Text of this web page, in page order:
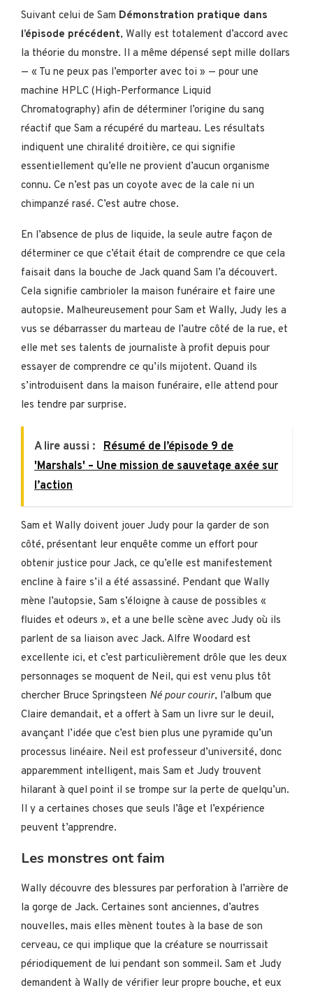
Suivant celui de Sam Démonstration pratique dans
l’épisode précédent, Wally est totalement d’accord avec
la théorie du monstre. Il a même dépensé sept mille dollars
— « Tu ne peux pas l’emporter avec toi » — pour une
machine HPLC (High-Performance Liquid
Chromatography) afin de déterminer l’origine du sang
réactif que Sam a récupéré du marteau. Les résultats
indiquent une chiralité droitière, ce qui signifie
essentiellement qu’elle ne provient d’aucun organisme
connu. Ce n’est pas un coyote avec de la cale ni un
chimpanzé rasé. C’est autre chose.
En l’absence de plus de liquide, la seule autre façon de
déterminer ce que c’était était de comprendre ce que cela
faisait dans la bouche de Jack quand Sam l’a découvert.
Cela signifie cambrioler la maison funéraire et faire une
autopsie. Malheureusement pour Sam et Wally, Judy les a
vus se débarrasser du marteau de l’autre côté de la rue, et
elle met ses talents de journaliste à profit depuis pour
essayer de comprendre ce qu’ils mijotent. Quand ils
s’introduisent dans la maison funéraire, elle attend pour
les tendre par surprise.
A lire aussi : Résumé de l’épisode 9 de
'Marshals' – Une mission de sauvetage axée sur
l’action
Sam et Wally doivent jouer Judy pour la garder de son
côté, présentant leur enquête comme un effort pour
obtenir justice pour Jack, ce qu’elle est manifestement
encline à faire s’il a été assassiné. Pendant que Wally
mène l’autopsie, Sam s’éloigne à cause de possibles «
fluides et odeurs », et a une belle scène avec Judy où ils
parlent de sa liaison avec Jack. Alfre Woodard est
excellente ici, et c’est particulièrement drôle que les deux
personnages se moquent de Neil, qui est venu plus tôt
chercher Bruce Springsteen Né pour courir, l’album que
Claire demandait, et a offert à Sam un livre sur le deuil,
avançant l’idée que c’est bien plus une pyramide qu’un
processus linéaire. Neil est professeur d’université, donc
apparemment intelligent, mais Sam et Judy trouvent
hilarant à quel point il se trompe sur la perte de quelqu’un.
Il y a certaines choses que seuls l’âge et l’expérience
peuvent t’apprendre.
Les monstres ont faim
Wally découvre des blessures par perforation à l’arrière de
la gorge de Jack. Certaines sont anciennes, d’autres
nouvelles, mais elles mènent toutes à la base de son
cerveau, ce qui implique que la créature se nourrissait
périodiquement de lui pendant son sommeil. Sam et Judy
demandent à Wally de vérifier leur propre bouche, et eux